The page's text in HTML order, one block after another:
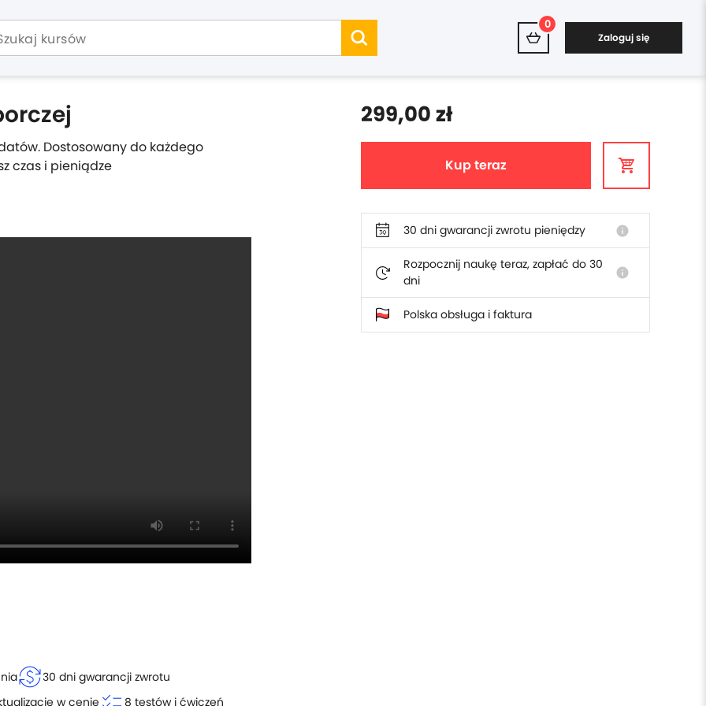
0
Zaloguj się
Dostosowany do każdego
czas i pieniądze
299,00 zł
Kup teraz
30 dni gwarancji zwrotu pieniędzy info
Rozpocznij naukę teraz, zapłać do 30
dni
info
Polska obsługa i faktura
currency_exchange30 dni gwarancji zwrotu
w cenie 8 testów i ćwiczeń